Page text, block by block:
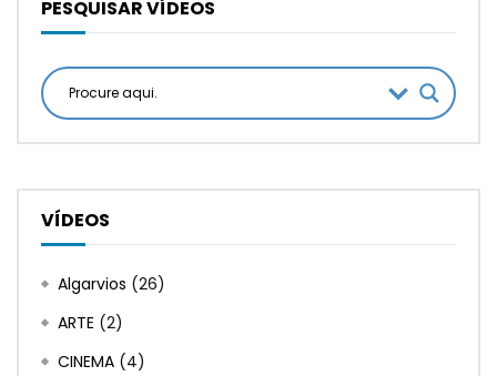
PESQUISAR VÍDEOS
VÍDEOS
Algarvios (26)
ARTE (2)
CINEMA (4)